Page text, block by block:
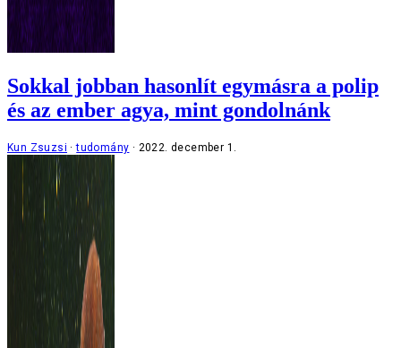
Sokkal jobban hasonlít egymásra a polip
és az ember agya, mint gondolnánk
Kun Zsuzsi tudomány 2022. december 1.